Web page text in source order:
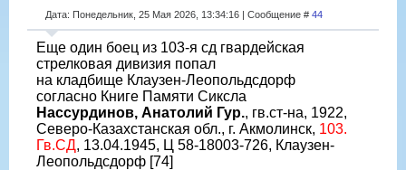
Дата: Понедельник, 25 Мая 2026, 13:34:16 | Сообщение # 44
Еще один боец из 103-я сд гвардейская
стрелковая дивизия попал
на кладбище Клаузен-Леопольдсдорф
согласно Книге Памяти Сиксла
Нассурдинов, Анатолий Гур., гв.ст-на, 1922,
Северо-Казахстанская обл., г. Акмолинск, 103.
Гв.СД, 13.04.1945, Ц 58-18003-726, Клаузен-
Леопольдсдорф [74]